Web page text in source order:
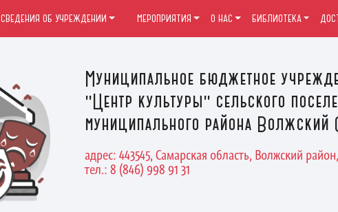
Муниципальное бюджетное
"Центр культуры" сельского
муниципального района Волжский
адрес: 443545, Самарская область, Волжский
тел.: 8 (846) 998 91 31
СВЕДЕНИЯ ОБ УЧРЕЖДЕНИИ МЕРОПРИЯТИЯ О НАС БИБЛИОТЕКА